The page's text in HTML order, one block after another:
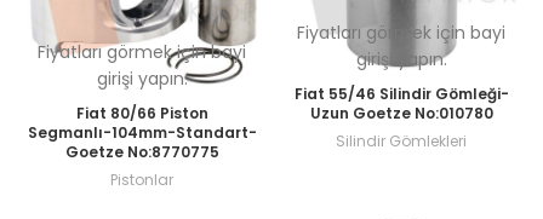
Fiyatları görmek için bayi
girişi yapın.
Fiat 55/46 Silindir Gömleği-
Uzun Goetze No:010780
Silindir Gömlekleri
Fiyatları görmek için bayi
girişi yapın.
Fiat 80/66 Piston
Segmanlı-104mm-Standart-
Goetze No:8770775
Pistonlar